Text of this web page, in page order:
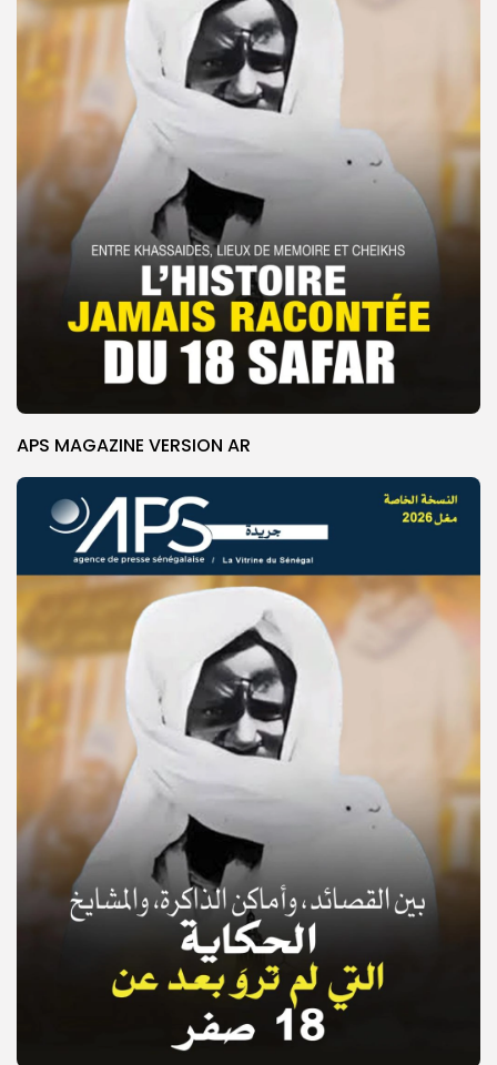
© Copyright 2025, APS
APS MAGAZINE VERSION AR